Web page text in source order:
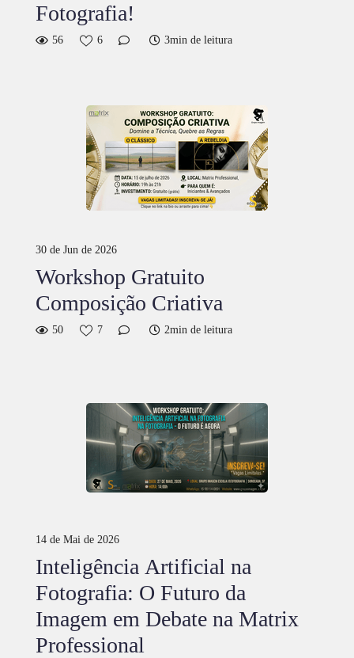
Fotografia!
56 6 3min de leitura
30 de Jun de 2026
Workshop Gratuito
Composição Criativa
50 7 2min de leitura
14 de Mai de 2026
Inteligência Artificial na
Fotografia: O Futuro da
Imagem em Debate na Matrix
Professional